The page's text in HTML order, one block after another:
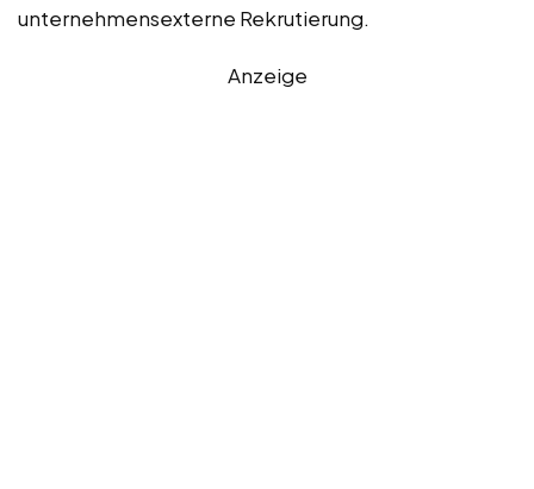
unternehmensexterne Rekrutierung.
Anzeige